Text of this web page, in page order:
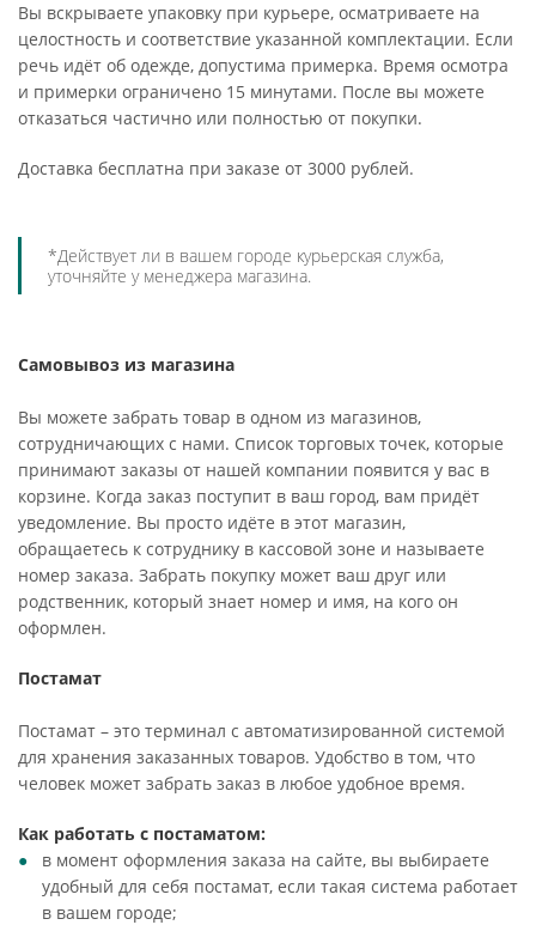
Вы вскрываете упаковку при курьере, осматриваете на
целостность и соответствие указанной комплектации. Если
речь идёт об одежде, допустима примерка. Время осмотра
и примерки ограничено 15 минутами. После вы можете
отказаться частично или полностью от покупки.
Доставка бесплатна при заказе от 3000 рублей.
*Действует ли в вашем городе курьерская служба,
уточняйте у менеджера магазина.
Самовывоз из магазина
Вы можете забрать товар в одном из магазинов,
сотрудничающих с нами. Список торговых точек, которые
принимают заказы от нашей компании появится у вас в
корзине. Когда заказ поступит в ваш город, вам придёт
уведомление. Вы просто идёте в этот магазин,
обращаетесь к сотруднику в кассовой зоне и называете
номер заказа. Забрать покупку может ваш друг или
родственник, который знает номер и имя, на кого он
оформлен.
Постамат
Постамат – это терминал с автоматизированной системой
для хранения заказанных товаров. Удобство в том, что
человек может забрать заказ в любое удобное время.
Как работать с постаматом:
в момент оформления заказа на сайте, вы выбираете
удобный для себя постамат, если такая система работает
в вашем городе;